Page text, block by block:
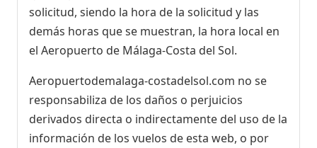
solicitud, siendo la hora de la solicitud y las
demás horas que se muestran, la hora local en
el Aeropuerto de Málaga-Costa del Sol.
Aeropuertodemalaga-costadelsol.com no se
responsabiliza de los daños o perjuicios
derivados directa o indirectamente del uso de la
información de los vuelos de esta web, o por